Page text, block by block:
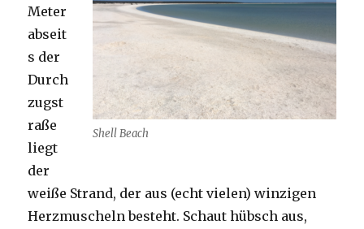
Shell Beach
Meter
abseit
s der
Durch
zugst
raße
liegt
der
weiße Strand, der aus (echt vielen) winzigen
Herzmuscheln besteht. Schaut hübsch aus,